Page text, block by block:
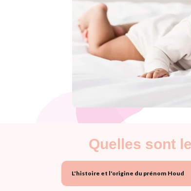
Quelles sont
L'histoire et l'origine du prénom Houd